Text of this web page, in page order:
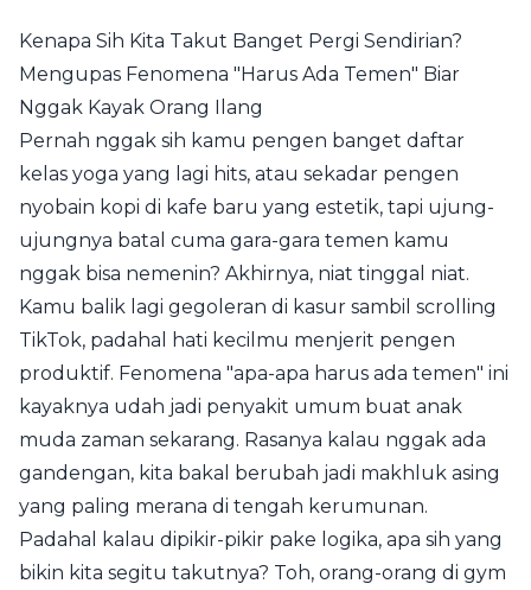
Kenapa Sih Kita Takut Banget Pergi Sendirian?
Mengupas Fenomena "Harus Ada Temen" Biar
Nggak Kayak Orang Ilang
Pernah nggak sih kamu pengen banget daftar
kelas yoga yang lagi hits, atau sekadar pengen
nyobain kopi di kafe baru yang estetik, tapi ujung-
ujungnya batal cuma gara-gara temen kamu
nggak bisa nemenin? Akhirnya, niat tinggal niat.
Kamu balik lagi gegoleran di kasur sambil scrolling
TikTok, padahal hati kecilmu menjerit pengen
produktif. Fenomena "apa-apa harus ada temen" ini
kayaknya udah jadi penyakit umum buat anak
muda zaman sekarang. Rasanya kalau nggak ada
gandengan, kita bakal berubah jadi makhluk asing
yang paling merana di tengah kerumunan.
Padahal kalau dipikir-pikir pake logika, apa sih yang
bikin kita segitu takutnya? Toh, orang-orang di gym